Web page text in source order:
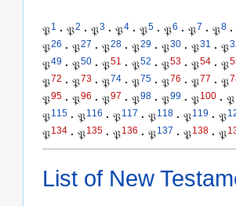
𝔓1 · 𝔓2 · 𝔓3 · 𝔓4 · 𝔓5 · 𝔓6 · 𝔓7 · 𝔓8 ·
𝔓26 · 𝔓27 · 𝔓28 · 𝔓29 · 𝔓30 · 𝔓31 · 𝔓
𝔓49 · 𝔓50 · 𝔓51 · 𝔓52 · 𝔓53 · 𝔓54 · 𝔓
𝔓72 · 𝔓73 · 𝔓74 · 𝔓75 · 𝔓76 · 𝔓77 · 𝔓
𝔓95 · 𝔓96 · 𝔓97 · 𝔓98 · 𝔓99 · 𝔓100 · 𝔓
𝔓115 · 𝔓116 · 𝔓117 · 𝔓118 · 𝔓119 · 𝔓
𝔓134 · 𝔓135 · 𝔓136 · 𝔓137 · 𝔓138 · 𝔓
List of New